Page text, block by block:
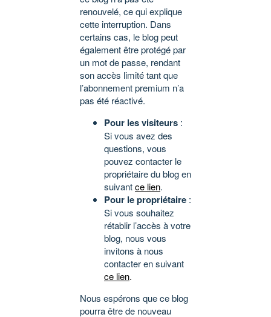
renouvelé, ce qui explique
cette interruption. Dans
certains cas, le blog peut
également être protégé par
un mot de passe, rendant
son accès limité tant que
l’abonnement premium n’a
pas été réactivé.
Pour les visiteurs :
Si vous avez des
questions, vous
pouvez contacter le
propriétaire du blog en
suivantce lien.
Pour le propriétaire :
Si vous souhaitez
rétablir l’accès à votre
blog, nous vous
invitons à nous
contacter en suivant
ce lien.
Nous espérons que ce blog
pourra être de nouveau